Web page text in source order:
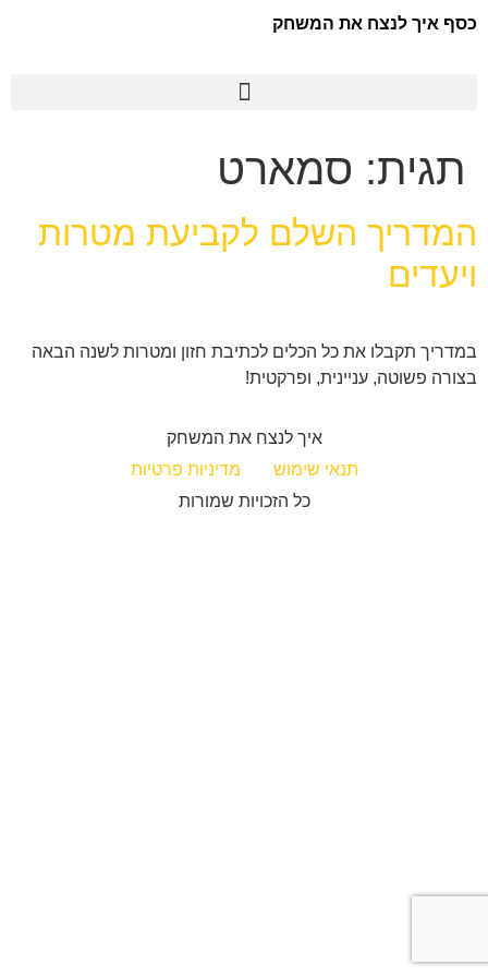
כסף איך לנצח את המשחק
תגית: סמארט
המדריך השלם לקביעת מטרות
ויעדים
במדריך תקבלו את כל הכלים לכתיבת חזון ומטרות לשנה הבאה
בצורה פשוטה, עניינית, ופרקטית!
איך לנצח את המשחק
תנאי שימוש
מדיניות פרטיות
כל הזכויות שמורות